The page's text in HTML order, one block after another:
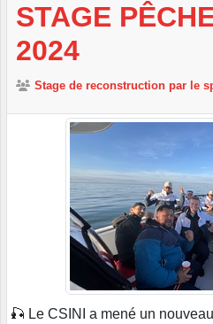
STAGE
2024
Stage de reconstruction par le
🎣 Le CSINI a mené un